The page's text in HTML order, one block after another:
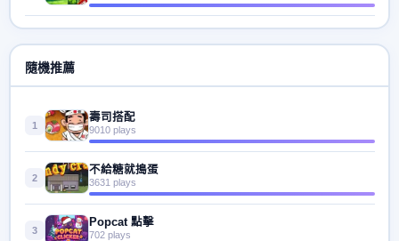
隨機推薦
1
壽司搭配
9010 plays
2
不給糖就搗蛋
3631 plays
3
Popcat 點擊
702 plays